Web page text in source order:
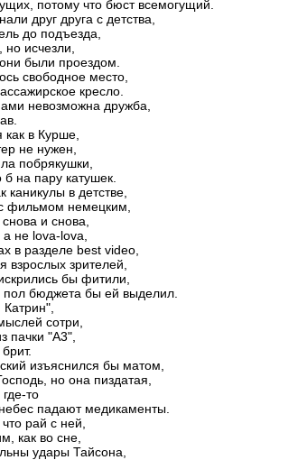
потому что бюст всемогущий.
друг друга с детства,
до подъезда,
исчезли,
были проездом.
свободное место,
кресло.
невозможна дружба,
в Курше,
не нужен,
побрякушки,
на пару катушек.
в детстве,
фильмом немецким,
и снова,
не lova-lova,
в разделе best video,
взрослых зрителей,
бы фитили,
бюджета бы ей выделил.
сотри,
пачки "А3",
изъяснился бы матом,
но она пиздатая,
то
падают медикаменты.
рай с ней,
как во сне,
удары Тайсона,